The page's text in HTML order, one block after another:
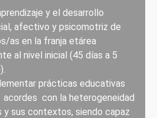
y el desarrollo
afectivo y psicomotriz de
as en la franja etárea
al nivel inicial (45 días a 5
prácticas educativas
con la heterogeneidad
y sus contextos, siendo capaz